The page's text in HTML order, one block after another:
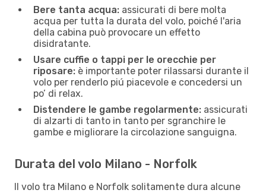
Bere tanta acqua: assicurati di bere molta
acqua per tutta la durata del volo, poiché l'aria
della cabina può provocare un effetto
disidratante.
Usare cuffie o tappi per le orecchie per
riposare: è importante poter rilassarsi durante il
volo per renderlo piú piacevole e concedersi un
po’ di relax.
Distendere le gambe regolarmente: assicurati
di alzarti di tanto in tanto per sgranchire le
gambe e migliorare la circolazione sanguigna.
Durata del volo Milano - Norfolk
Il volo tra Milano e Norfolk solitamente dura alcune